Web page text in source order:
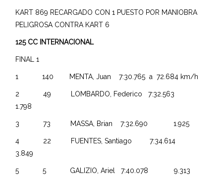
KART 869 RECARGADO CON 1 PUESTO POR MANIOBRA
PELIGROSA CONTRA KART 6
125 CC INTERNACIONAL
FINAL 1
1 140 MENTA, Juan 7:30.765 a 72.684 km/h
2 49 LOMBARDO, Federico 7:32.563
1.798
3 73 MASSA, Brian 7:32.690 1.925
4 22 FUENTES, Santiago 7:34.614
3.849
5 5 GALIZIO, Ariel 7:40.078 9.313